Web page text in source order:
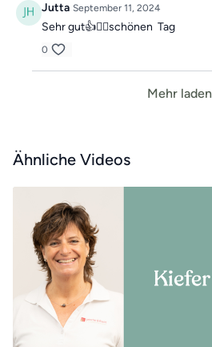
Jutta September 11, 2024
Sehr gut👍🙋‍♀️schönen Tag
0
Mehr laden
Ähnliche Videos